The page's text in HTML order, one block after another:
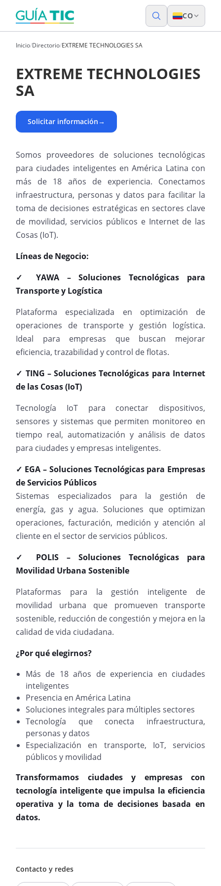
CO
Inicio/Directorio/EXTREME TECHNOLOGIES SA
EXTREME TECHNOLOGIES
SA
Solicitar información→
Somos proveedores de soluciones tecnológicas
para ciudades inteligentes en América Latina con
más de 18 años de experiencia. Conectamos
infraestructura, personas y datos para facilitar la
toma de decisiones estratégicas en sectores clave
de movilidad, servicios públicos e Internet de las
Cosas (IoT).
Líneas de Negocio:
✓ YAWA – Soluciones Tecnológicas para
Transporte y Logística
Plataforma especializada en optimización de
operaciones de transporte y gestión logística.
Ideal para empresas que buscan mejorar
eficiencia, trazabilidad y control de flotas.
✓ TING – Soluciones Tecnológicas para Internet
de las Cosas (IoT)
Tecnología IoT para conectar dispositivos,
sensores y sistemas que permiten monitoreo en
tiempo real, automatización y análisis de datos
para ciudades y empresas inteligentes.
✓ EGA – Soluciones Tecnológicas para Empresas
de Servicios Públicos
Sistemas especializados para la gestión de
energía, gas y agua. Soluciones que optimizan
operaciones, facturación, medición y atención al
cliente en el sector de servicios públicos.
✓ POLIS – Soluciones Tecnológicas para
Movilidad Urbana Sostenible
Plataformas para la gestión inteligente de
movilidad urbana que promueven transporte
sostenible, reducción de congestión y mejora en la
calidad de vida ciudadana.
¿Por qué elegirnos?
Más de 18 años de experiencia en ciudades
inteligentes
Presencia en América Latina
Soluciones integrales para múltiples sectores
Tecnología que conecta infraestructura,
personas y datos
Especialización en transporte, IoT, servicios
públicos y movilidad
Transformamos ciudades y empresas con
tecnología inteligente que impulsa la eficiencia
operativa y la toma de decisiones basada en
datos.
Contacto y redes